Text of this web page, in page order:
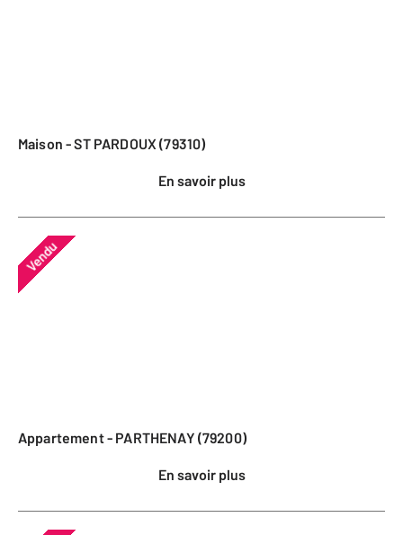
Maison - ST PARDOUX (79310)
En savoir plus
Vendu
Appartement - PARTHENAY (79200)
En savoir plus